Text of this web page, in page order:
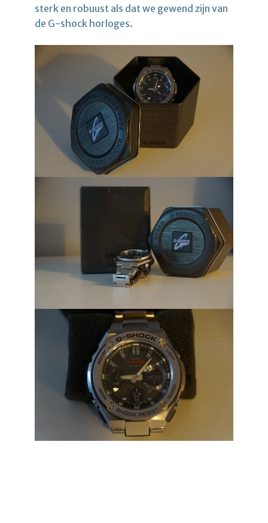
sterk en robuust als dat we gewend zijn van
de G-shock horloges.